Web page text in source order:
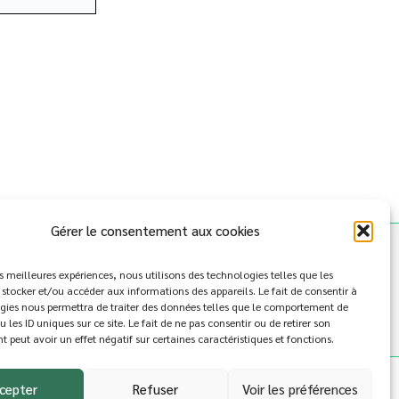
Gérer le consentement aux cookies
meilleures expériences, nous utilisons des technologies telles que les
et/ou accéder aux informations des appareils. Le fait de consentir à
nous permettra de traiter des données telles que le comportement de
les ID uniques sur ce site. Le fait de ne pas consentir ou de retirer son
peut avoir un effet négatif sur certaines caractéristiques et fonctions.
Refuser Voir les préférences
Politique de cookies (UE) Conditions générales Presse
WordPress Astra